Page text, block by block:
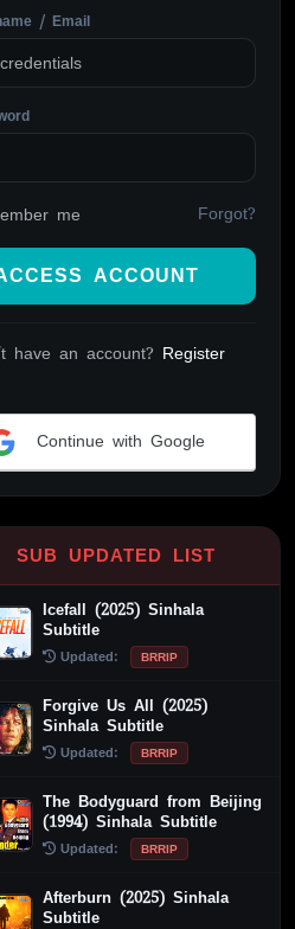
/ Email
me Forgot?
ACCOUNT
have an account? Register
Continue with Google
SUB UPDATED LIST
Icefall (2025) Sinhala
Subtitle
Updated: BRRIP
Forgive Us All (2025)
Sinhala Subtitle
Updated: BRRIP
The Bodyguard from Beijing
(1994) Sinhala Subtitle
Updated: BRRIP
Afterburn (2025) Sinhala
Subtitle